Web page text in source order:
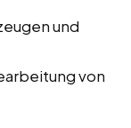
und
von